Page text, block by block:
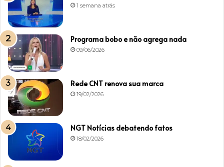
1 semana atrás
Programa bobo e não agrega nada
09/06/2026
Rede CNT renova sua marca
19/02/2026
NGT Notícias debatendo fatos
18/02/2026